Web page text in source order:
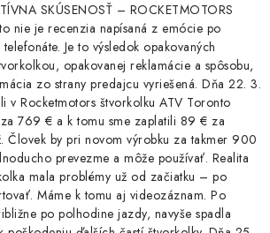
SKÚSENOSŤ – ROCKETMOTORS
nie je recenzia napísaná z emócie po
Je to výsledok opakovaných
opakovanej reklamácie a spôsobu,
zo strany predajcu vyriešená. Dňa 22. 3.
v Rocketmotors štvorkolku ATV Toronto
769 € a k tomu sme zaplatili 89 € za
Človek by pri novom výrobku za takmer 900
prevezme a môže používať. Realita
mala problémy už od začiatku – po
Máme k tomu aj videozáznam. Po
po polhodine jazdy, navyše spadla